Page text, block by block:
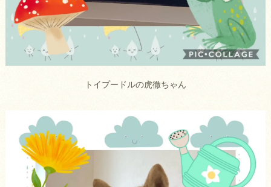
トイプードルの虎徹ちゃん